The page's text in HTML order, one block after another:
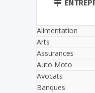
Alimentation
Arts
Assurances
Auto Moto
Avocats
Banques